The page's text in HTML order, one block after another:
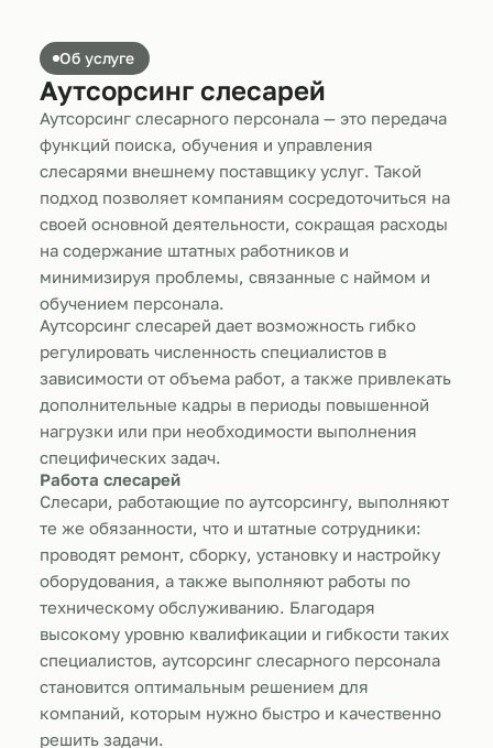
Об услуге
Аутсорсинг слесарей
Аутсорсинг слесарного персонала — это передача
функций поиска, обучения и управления
слесарями внешнему поставщику услуг. Такой
подход позволяет компаниям сосредоточиться на
своей основной деятельности, сокращая расходы
на содержание штатных работников и
минимизируя проблемы, связанные с наймом и
обучением персонала.
Аутсорсинг слесарей дает возможность гибко
регулировать численность специалистов в
зависимости от объема работ, а также привлекать
дополнительные кадры в периоды повышенной
нагрузки или при необходимости выполнения
специфических задач.
Работа слесарей
Слесари, работающие по аутсорсингу, выполняют
те же обязанности, что и штатные сотрудники:
проводят ремонт, сборку, установку и настройку
оборудования, а также выполняют работы по
техническому обслуживанию. Благодаря
высокому уровню квалификации и гибкости таких
специалистов, аутсорсинг слесарного персонала
становится оптимальным решением для
компаний, которым нужно быстро и качественно
решить задачи.